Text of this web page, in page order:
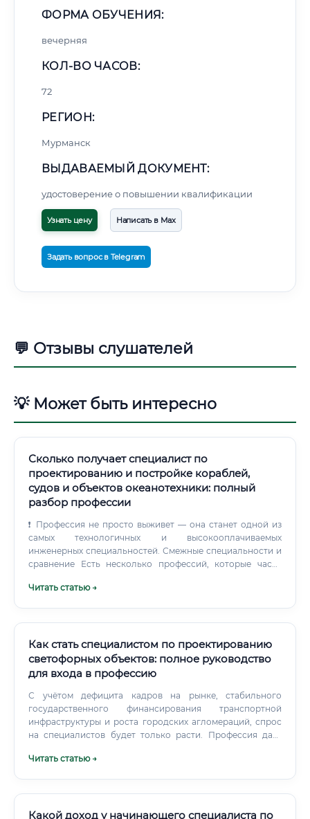
ФОРМА ОБУЧЕНИЯ:
вечерняя
КОЛ-ВО ЧАСОВ:
72
РЕГИОН:
Мурманск
ВЫДАВАЕМЫЙ ДОКУМЕНТ:
удостоверение о повышении квалификации
Узнать цену Написать в Max
Задать вопрос в Telegram
💬 Отзывы слушателей
💡 Может быть интересно
Сколько получает специалист по
проектированию и постройке кораблей,
судов и объектов океанотехники: полный
разбор профессии
❗ Профессия не просто выживет — она станет одной из
самых технологичных и высокооплачиваемых
инженерных специальностей. Смежные специальности и
сравнение Есть несколько профессий, которые часто
ближайшими смежными специальностями Таблица 5:
Читать статью →
Как стать специалистом по проектированию
светофорных объектов: полное руководство
для входа в профессию
С учётом дефицита кадров на рынке, стабильного
государственного финансирования транспортной
инфраструктуры и роста городских агломераций, спрос
на специалистов будет только расти. Профессия даёт
перспективы карьерного роста. Трудоустройство после
месяцев.
Читать статью →
Какой доход у начинающего специалиста по